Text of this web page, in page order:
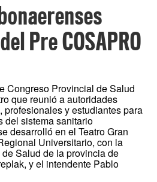
Pre COSAPRO
Congreso Provincial de Salud
que reunió a autoridades
y estudiantes para
del sistema sanitario
desarrolló en el Teatro Gran
Universitario, con la
Salud de la provincia de
y el intendente Pablo